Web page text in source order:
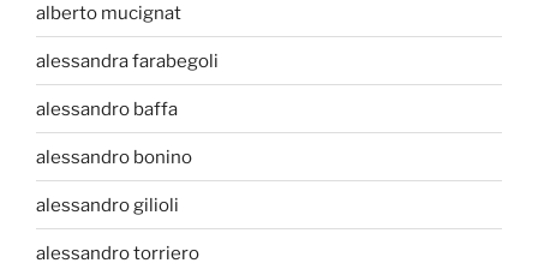
alberto mucignat
alessandra farabegoli
alessandro baffa
alessandro bonino
alessandro gilioli
alessandro torriero